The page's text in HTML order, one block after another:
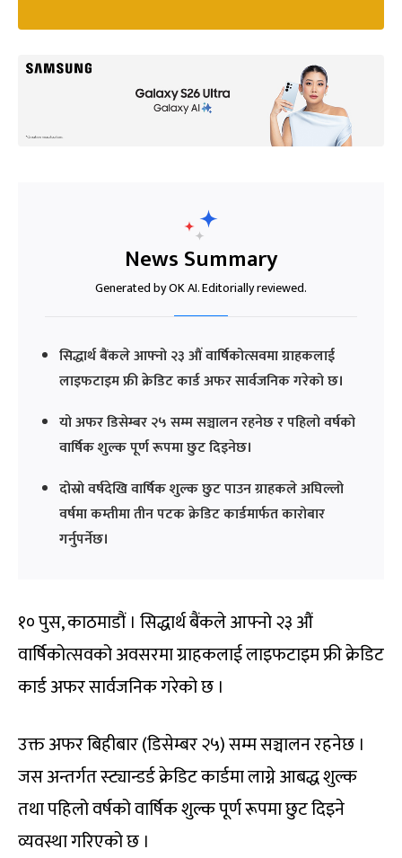
News Summary
Generated by OK AI. Editorially reviewed.
सिद्धार्थ बैंकले आफ्नो २३ औं वार्षिकोत्सवमा ग्राहकलाई
लाइफटाइम फ्री क्रेडिट कार्ड अफर सार्वजनिक गरेको छ।
यो अफर डिसेम्बर २५ सम्म सञ्चालन रहनेछ र पहिलो वर्षको
वार्षिक शुल्क पूर्ण रूपमा छुट दिइनेछ।
दोस्रो वर्षदेखि वार्षिक शुल्क छुट पाउन ग्राहकले अघिल्लो
वर्षमा कम्तीमा तीन पटक क्रेडिट कार्डमार्फत कारोबार
गर्नुपर्नेछ।
१० पुस, काठमाडौं । सिद्धार्थ बैंकले आफ्नो २३ औं
वार्षिकोत्सवको अवसरमा ग्राहकलाई लाइफटाइम फ्री क्रेडिट
कार्ड अफर सार्वजनिक गरेको छ ।
उक्त अफर बिहीबार (डिसेम्बर २५) सम्म सञ्चालन रहनेछ ।
जस अन्तर्गत स्ट्यान्डर्ड क्रेडिट कार्डमा लाग्ने आबद्ध शुल्क
तथा पहिलो वर्षको वार्षिक शुल्क पूर्ण रूपमा छुट दिइने
व्यवस्था गरिएको छ ।